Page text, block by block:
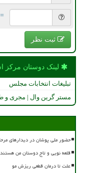
= ۶ بعلاوه ۴
ثبت نظر
لینک دوستان مركز
تبلیغات انتخابات مجلس
مستر گرین وال | مجری و
حضور ملی پوشان در دیدارهای
قلعه نویی و تاج دوستان من هستند
علت تا درمان قطعی ریزش مو